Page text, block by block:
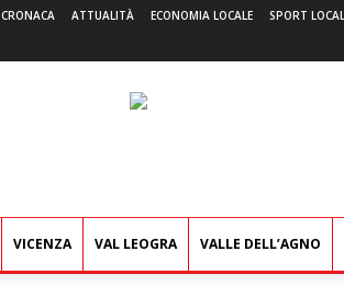
CRONACA ATTUALITÀ ECONOMIA LOCALE SPORT
VICENZA VAL LEOGRA VALLE DELL’AGNO